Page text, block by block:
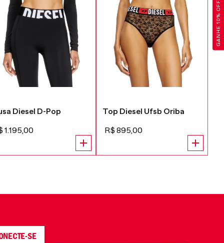
GANHE 10% OFF
Diesel D-Pop
1.195,00
Top Diesel Ufsb Oriba
R$ 895,00
SE